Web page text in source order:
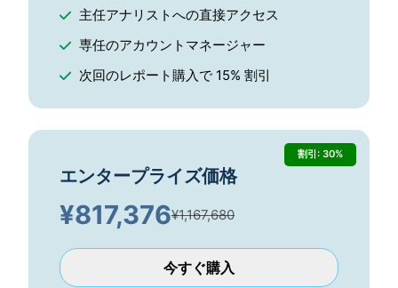
主任アナリストへの直接アクセス
専任のアカウントマネージャー
次回のレポート購入で 15% 割引
割引: 30%
エンタープライズ価格
¥817,376¥1,167,680
今すぐ購入